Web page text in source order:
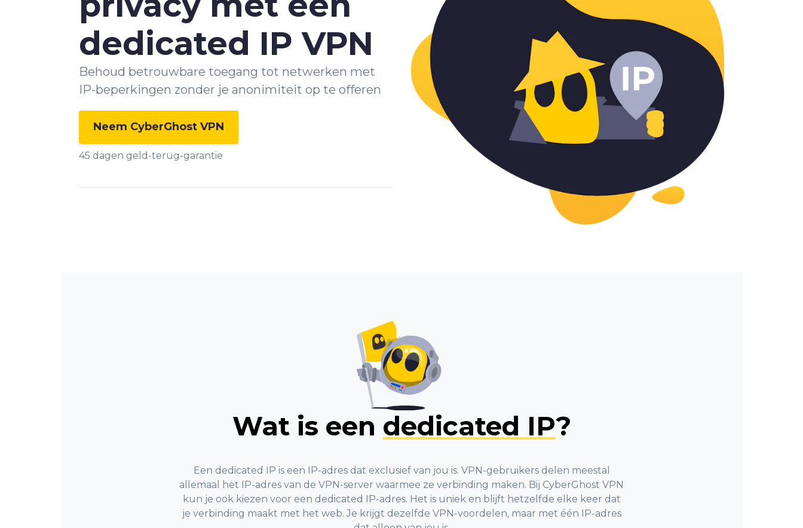
dedicated IP VPN
Behoud betrouwbare toegang tot netwerken met
IP-beperkingen zonder je anonimiteit op te offeren
Neem CyberGhost VPN
45 dagen geld-terug-garantie
Wat is een dedicated IP?
Een dedicated IP is een IP-adres dat exclusief van jou is. VPN-gebruikers delen meestal
allemaal het IP-adres van de VPN-server waarmee ze verbinding maken. Bij CyberGhost VPN
kun je ook kiezen voor een dedicated IP-adres. Het is uniek en blijft hetzelfde elke keer dat
je verbinding maakt met het web. Je krijgt dezelfde VPN-voordelen, maar met één IP-adres